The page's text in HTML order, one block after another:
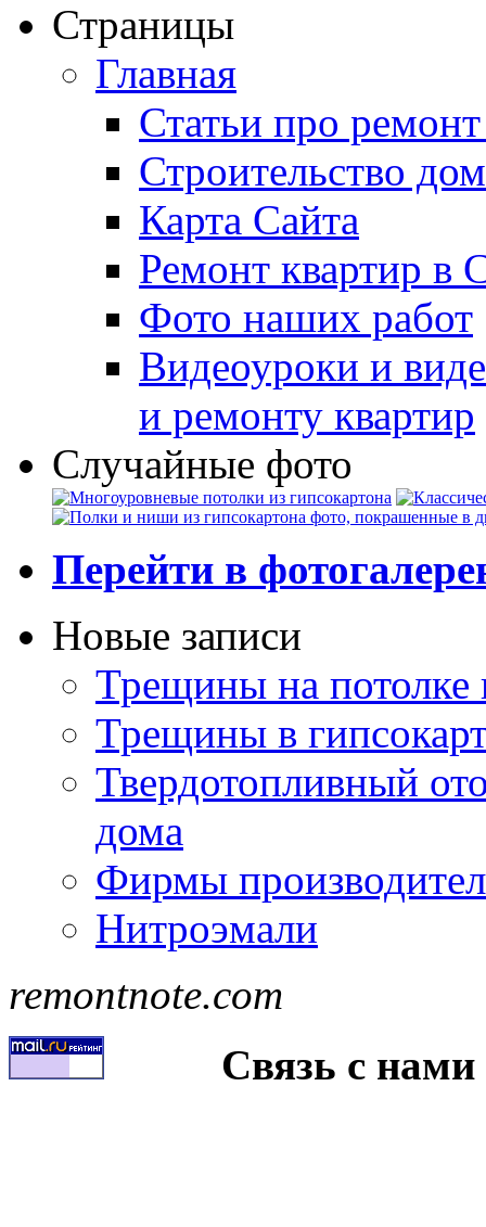
Страницы
Главная
Статьи про
Строительство
Карта Сайта
Ремонт квартир в
Фото наших работ
Видеоуроки и
и ремонту квартир
Случайные фото
Перейти в
Новые записи
Трещины на потолке
Трещины в
Твердотопливный
дома
Фирмы
Нитроэмали
remontnote.com
Связь с